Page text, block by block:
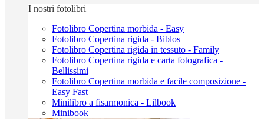
I nostri fotolibri
Fotolibro Copertina morbida - Easy
Fotolibro Copertina rigida - Biblos
Fotolibro Copertina rigida in tessuto - Family
Fotolibro Copertina rigida e carta fotografica -
Bellissimi
Fotolibro Copertina morbida e facile composizione -
Easy Fast
Minilibro a fisarmonica - Lilbook
Minibook